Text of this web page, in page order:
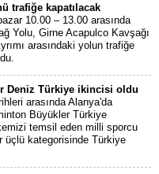
trafiğe kapatılacak
10.00 – 13.00 arasında
Yolu, Girne Acapulco Kavşağı
arasındaki yolun trafiğe
Deniz Türkiye ikincisi oldu
arasında Alanya'da
Büyükler Türkiye
temsil eden milli sporcu
üçlü kategorisinde Türkiye